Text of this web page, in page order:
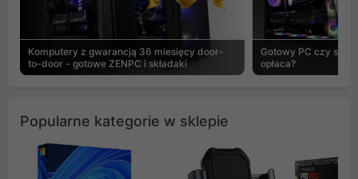
Komputery z gwarancją 36 miesięcy door-
to-door - gotowe ZENPC i składaki
Gotowy PC czy
opłaca?
Popularne kategorie w sklepie